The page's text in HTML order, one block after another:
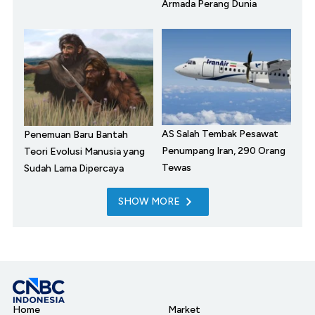
Armada Perang Dunia
Penemuan Baru Bantah
Teori Evolusi Manusia yang
Sudah Lama Dipercaya
AS Salah Tembak Pesawat
Penumpang Iran, 290 Orang
Tewas
SHOW MORE
Home Market